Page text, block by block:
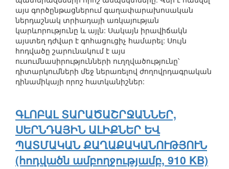
այս գործընթացներում գաղափարախոսական
ներդաշնակ տրիադայի առկայության
կարևորությունը և այլն: Սակայն իրավիճակն
այստեղ դժվար է գոհացուցիչ համարել: Սույն
հոդվածը շարունակում է այս
ուսումնասիրությունների ուղղվածությունը՝
դիտարկումների մեջ ներառելով ժողովրդագրական
դինամիկայի որոշ հատկանիշներ:
ԳԼՈԲԱԼ ՏԱՐԱԾԱՇՐՋԱՆՆԵՐ,
ՍԵՐՆԴԱՅԻՆ ԱԼԻՔՆԵՐ ԵՎ
ՊԱՏՄԱԿԱՆ ՔԱՂԱՔԱԿԱՆՈՒԹՅՈՒՆ
(հոդվածն ամբողջությամբ, 910 KB)